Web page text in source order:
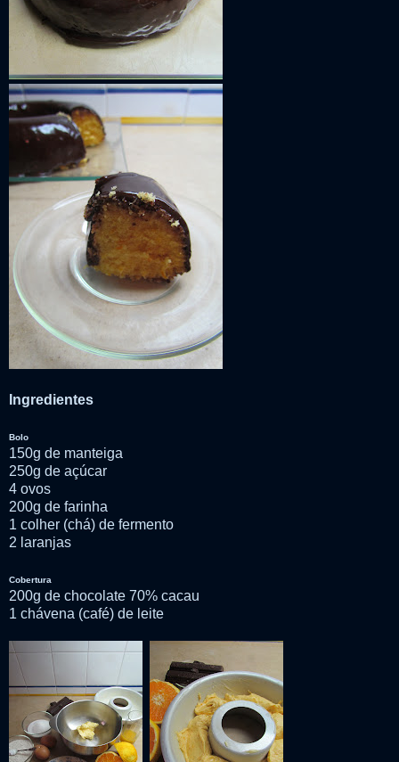
Ingredientes
Bolo
150g de manteiga
250g de açúcar
4 ovos
200g de farinha
1 colher (chá) de fermento
2 laranjas
Cobertura
200g de chocolate 70% cacau
1 chávena (café) de leite